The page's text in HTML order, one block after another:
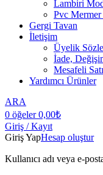
Lambiri
Pvc
Gergi Tavan
İletişim
Üyelik
İade,
Mesafeli
Yardımcı Ürünler
ARA
0 öğeler 0,00₺
Giriş / Kayıt
Giriş YapHesap oluştur
Kullanıcı adı veya e-